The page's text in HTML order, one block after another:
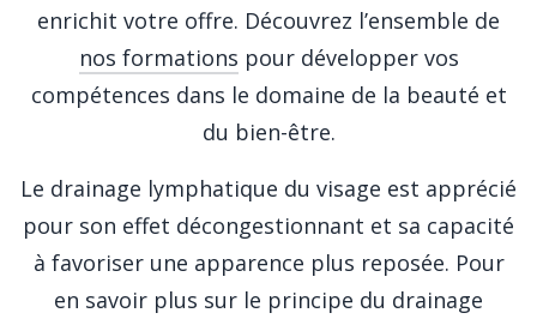
enrichit votre offre. Découvrez l’ensemble de
nos formations pour développer vos
compétences dans le domaine de la beauté et
du bien-être.
Le drainage lymphatique du visage est apprécié
pour son effet décongestionnant et sa capacité
à favoriser une apparence plus reposée. Pour
en savoir plus sur le principe du drainage